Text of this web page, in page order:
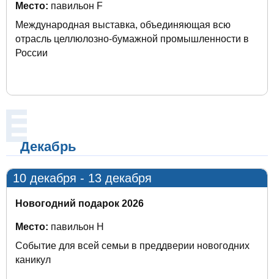
Место: павильон F
Международная выставка, объединяющая всю
отрасль целлюлозно-бумажной промышленности в
России
Декабрь
10 декабря - 13 декабря
Новогодний подарок 2026
Место: павильон H
Событие для всей семьи в преддверии новогодних
каникул